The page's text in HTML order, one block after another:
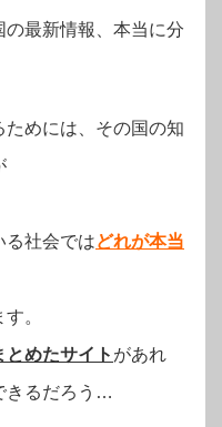
最新情報、本当に分
めには、その国の知
る社会ではどれが本当
。
とめたサイト があれ
きるだろう…